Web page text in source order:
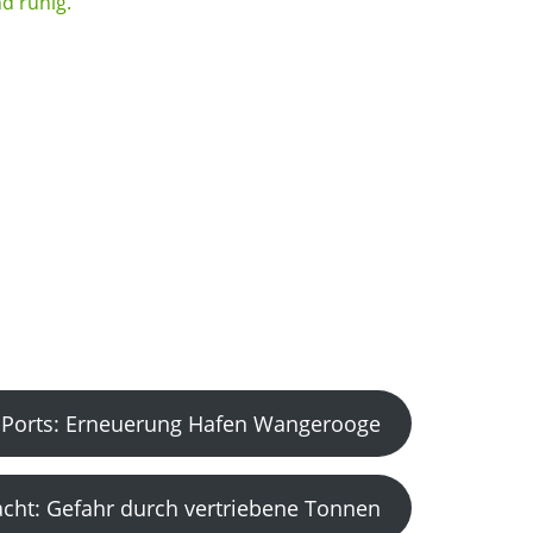
Erneuerung Hafen Wangerooge
Gefahr durch vertriebene Tonnen